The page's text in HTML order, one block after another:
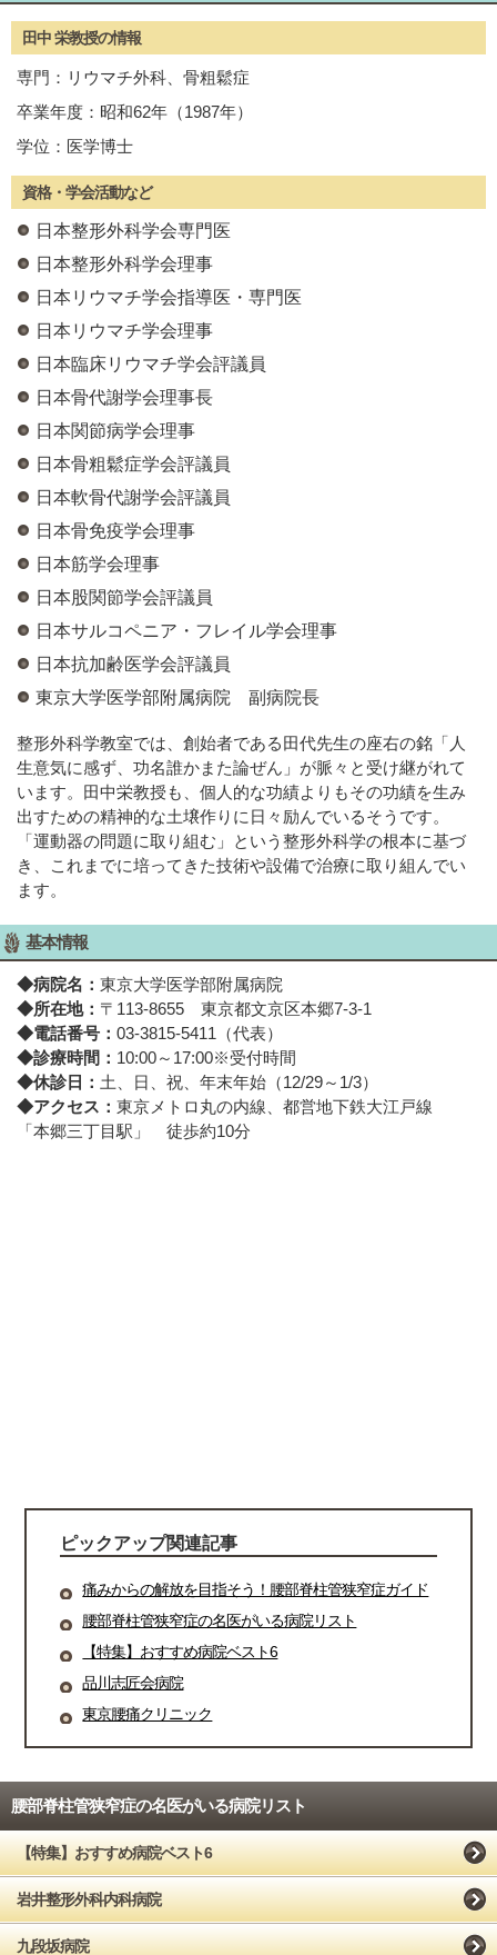
田中 栄教授の情報
専門：リウマチ外科、骨粗鬆症
卒業年度：昭和62年（1987年）
学位：医学博士
資格・学会活動など
日本整形外科学会専門医
日本整形外科学会理事
日本リウマチ学会指導医・専門医
日本リウマチ学会理事
日本臨床リウマチ学会評議員
日本骨代謝学会理事長
日本関節病学会理事
日本骨粗鬆症学会評議員
日本軟骨代謝学会評議員
日本骨免疫学会理事
日本筋学会理事
日本股関節学会評議員
日本サルコペニア・フレイル学会理事
日本抗加齢医学会評議員
東京大学医学部附属病院 副病院長
整形外科学教室では、創始者である田代先生の座右の銘「人
生意気に感ず、功名誰かまた論ぜん」が脈々と受け継がれて
います。田中栄教授も、個人的な功績よりもその功績を生み
出すための精神的な土壌作りに日々励んでいるそうです。
「運動器の問題に取り組む」という整形外科学の根本に基づ
き、これまでに培ってきた技術や設備で治療に取り組んでい
ます。
基本情報
◆病院名： 東京大学医学部附属病院
◆所在地： 〒113-8655 東京都文京区本郷7-3-1
◆電話番号： 03-3815-5411（代表）
◆診療時間： 10:00～17:00※受付時間
◆休診日： 土、日、祝、年末年始（12/29～1/3）
◆アクセス： 東京メトロ丸の内線、都営地下鉄大江戸線
「本郷三丁目駅」 徒歩約10分
ピックアップ関連記事
痛みからの解放を目指そう！腰部脊柱管狭窄症ガイド
腰部脊柱管狭窄症の名医がいる病院リスト
【特集】おすすめ病院ベスト6
品川志匠会病院
東京腰痛クリニック
腰部脊柱管狭窄症の名医がいる病院リスト
【特集】おすすめ病院ベスト6
岩井整形外科内科病院
九段坂病院